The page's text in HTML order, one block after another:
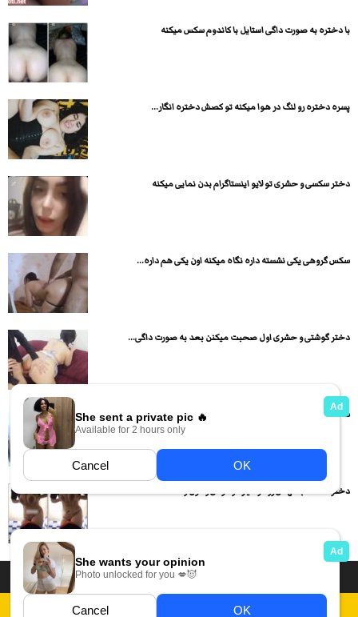
با دختره به صورت داگی استایل با کاندوم سکس میکنه
پسره دختره رو لنگ در هوا میکنه تو کصش دختره انگار...
دختر سکسی و حشری تو لایو اینستاگرام بدن نمایی میکنه
سکس گروهی یکی نشسته داره نگاه میکنه اون یکی هم داره...
دختر گوشتی و حشری اول صحبت میکنن بعد به صورت داگی...
سکس یه زنه سینه گنده با یه مرده پشمالو
دختره همه لباسهاش رو در میاره و کوص و کون و...
دسته بندی فیلم های سکسی داستان سکسی ایرانی